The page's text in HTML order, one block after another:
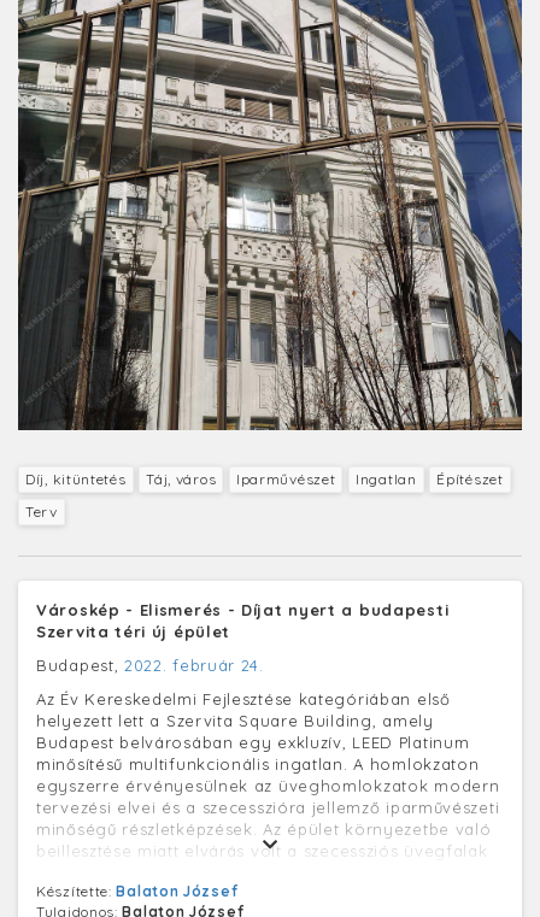
Díj, kitüntetés Táj, város Iparművészet Ingatlan
Építészet
Terv
Városkép - Elismerés - Díjat nyert a budapesti
Szervita téri új épület
Budapest, 2022. február 24.
Az Év Kereskedelmi Fejlesztése kategóriában első
helyezett lett a Szervita Square Building, amely
Budapest belvárosában egy exkluzív, LEED Platinum
minősítésű multifunkcionális ingatlan. A homlokzaton
egyszerre érvényesülnek az üveghomlokzatok modern
tervezési elvei és a szecesszióra jellemző iparművészeti
minőségű részletképzések. Az épület környezetbe való
beillesztése miatt elvárás volt a szecessziós üvegfalak
díszlizénákkal oldottak meg. A Szervita tér emlékei a X-
Készítette:Balaton József
Tulajdonos:Balaton József